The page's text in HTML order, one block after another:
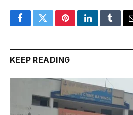
FacebookTwitterPinterestLinkedIn
KEEP READING